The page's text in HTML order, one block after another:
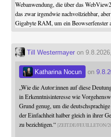
Webanwendung, die über das
das zwar irgendwie nachvollziehbar,
Gigabyte RAM, um ein Beowserfenster
Till Westermayeron
Katharina Nocun on
„Wie die Autor:innen auf diese
in Erkenntnisinteresse wie
Grund genug, um die
der Einfachheit halber gleich in ihrer
zu bezichtigen.“ ZEIT.DE/FEUILLETON/